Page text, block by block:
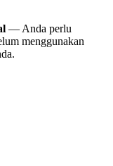
— Anda perlu
menggunakan